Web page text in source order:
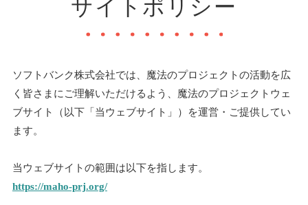
サイトポリシー
ソフトバンク株式会社では、魔法のプロジェクトの活動を広
く皆さまにご理解いただけるよう、魔法のプロジェクトウェ
ブサイト（以下「当ウェブサイト」）を運営・ご提供してい
ます。
当ウェブサイトの範囲は以下を指します。
https://maho-prj.org/